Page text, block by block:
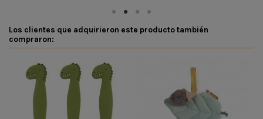
Los clientes que adquirieron este producto también
compraron: